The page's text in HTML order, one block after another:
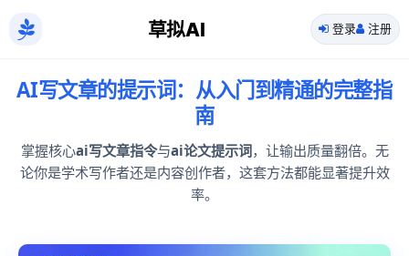
草拟AI 登录 注册
AI写文章的提示词：从入门到精通的完整指
南
掌握核心ai写文章指令与ai论文提示词，让输出质量翻倍。无
论你是学术写作者还是内容创作者，这套方法都能显著提升效
率。